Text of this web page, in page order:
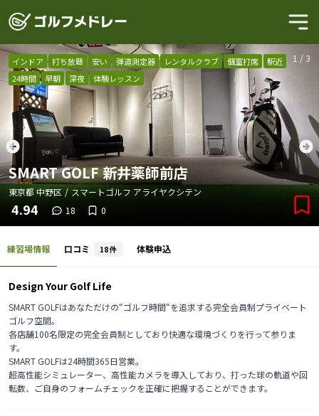
1 / 3
インドア 打ち放題 安い 弾道測定器 レンタルクラブ 個室打席
駅近
24時間
早朝 深夜 体験レッスン
SMART GOLF 新井薬師前店
東京都 中野区 / スマートゴルフ アライヤクシテン
4.94 18 0
練習場情報 口コミ 18件 体験申込
Design Your Golf Life
SMART GOLFはあなただけの“ゴルフ時間“を追求する完全会員制プライベート
ゴルフ空間。
各店舗100名限定の完全会員制としており快適な環境づくりを行って参りま
す。
SMART GOLFは24時間365日営業。
超高性能シミュレーター、高性能カメラを導入しており、打った球の軌道や回
転数、ご自身のフォームチェックを正確に把握することができます。